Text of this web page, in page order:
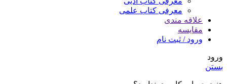
معرفی کتاب علمی
علاقه مندی
مقایسه
ورود / ثبت نام
ورود
بستن